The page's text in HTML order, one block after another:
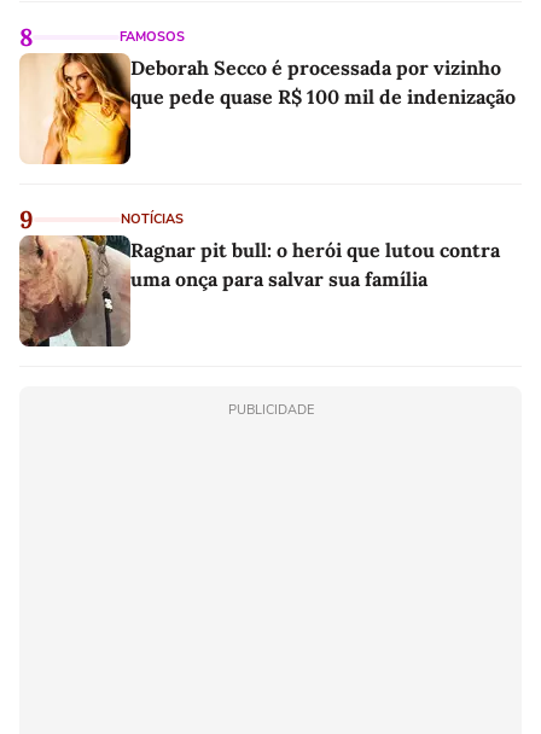
8 FAMOSOS
Deborah Secco é processada por vizinho
que pede quase R$ 100 mil de indenização
9 NOTÍCIAS
Ragnar pit bull: o herói que lutou contra
uma onça para salvar sua família
PUBLICIDADE